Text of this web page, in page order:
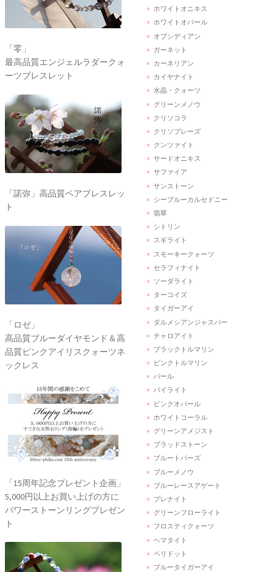
「零」
最高品質エンジェルラダークォ
ーツブレスレット
「諾弥」高品質ペアブレスレッ
ト
「ロゼ」
高品質ブルーダイヤモンド＆高
品質ピンクアイリスクォーツネ
ックレス
「15周年記念プレゼント企画」
5,000円以上お買い上げの方に
パワーストーンリングプレゼン
ト
ホワイトオニキス
ホワイトオパール
オブシディアン
ガーネット
カーネリアン
カイヤナイト
水晶・クォーツ
グリーンメノウ
クリソコラ
クリソプレーズ
クンツァイト
サードオニキス
サファイア
サンストーン
シーブルーカルセドニー
翡翠
シトリン
スギライト
スモーキークォーツ
セラフィナイト
ソーダライト
ターコイズ
タイガーアイ
ダルメシアンジャスパー
チャロアイト
ブラックトルマリン
ピンクトルマリン
パール
パイライト
ピンクオパール
ホワイトコーラル
グリーンアメジスト
ブラッドストーン
ブルートパーズ
ブルーメノウ
ブルーレースアゲート
プレナイト
グリーンフローライト
フロスティクォーツ
ヘマタイト
ペリドット
ブルータイガーアイ